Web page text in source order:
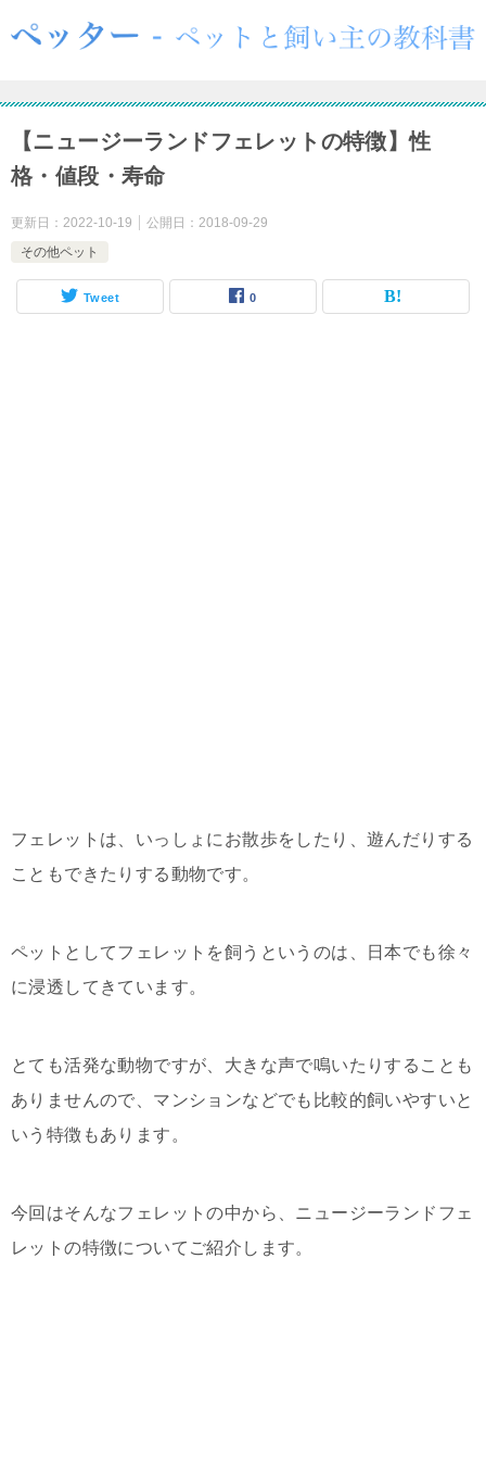
【ニュージーランドフェレットの特徴】性
格・値段・寿命
更新日： 2022-10-19 公開日： 2018-09-29
その他ペット
Tweet 0
フェレットは、いっしょにお散歩をしたり、遊んだりする
こともできたりする動物です。
ペットとしてフェレットを飼うというのは、日本でも徐々
に浸透してきています。
とても活発な動物ですが、大きな声で鳴いたりすることも
ありませんので、マンションなどでも比較的飼いやすいと
いう特徴もあります。
今回はそんなフェレットの中から、ニュージーランドフェ
レットの特徴についてご紹介します。